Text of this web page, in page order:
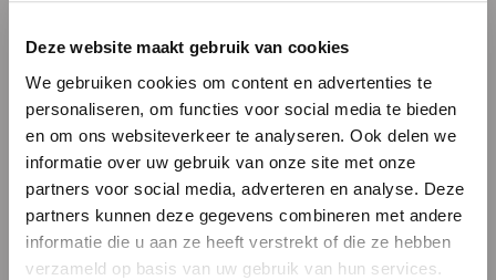
Deze website maakt gebruik van cookies
We gebruiken cookies om content en advertenties te
personaliseren, om functies voor social media te bieden
en om ons websiteverkeer te analyseren. Ook delen we
informatie over uw gebruik van onze site met onze
partners voor social media, adverteren en analyse. Deze
partners kunnen deze gegevens combineren met andere
informatie die u aan ze heeft verstrekt of die ze hebben
verzameld op basis van uw gebruik van hun services.